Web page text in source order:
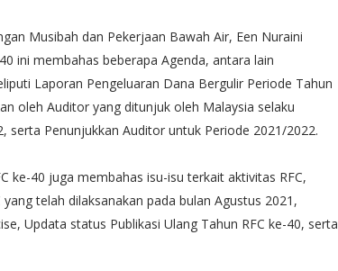
Musibah dan Pekerjaan Bawah Air, Een Nuraini
ini membahas beberapa Agenda, antara lain
Laporan Pengeluaran Dana Bergulir Periode Tahun
oleh Auditor yang ditunjuk oleh Malaysia selaku
serta Penunjukkan Auditor untuk Periode 2021/2022.
ke-40 juga membahas isu-isu terkait aktivitas RFC,
telah dilaksanakan pada bulan Agustus 2021,
Updata status Publikasi Ulang Tahun RFC ke-40, serta